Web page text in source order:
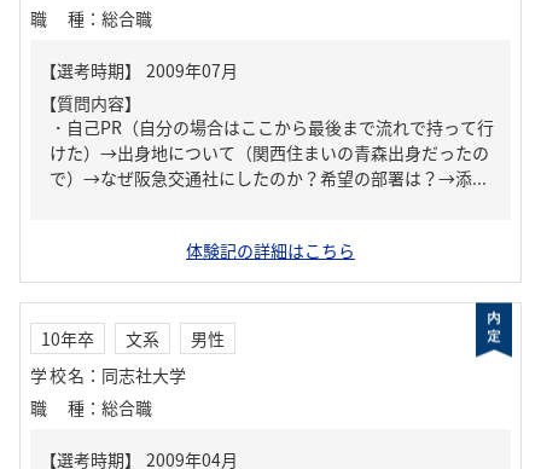
職種 ： 総合職
【質問内容】
・自己PR（自分の場合はここから最後まで流れで持って行
けた）→出身地について（関西住まいの青森出身だったの
で）→なぜ阪急交通社にしたのか？希望の部署は？→添...
体験記の詳細はこちら
10年卒 文系
男性
学校名 ： 同志社大学
職種 ： 総合職